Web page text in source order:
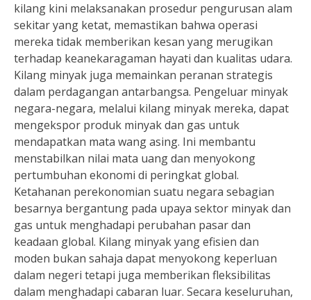
kilang kini melaksanakan prosedur pengurusan alam
sekitar yang ketat, memastikan bahwa operasi
mereka tidak memberikan kesan yang merugikan
terhadap keanekaragaman hayati dan kualitas udara.
Kilang minyak juga memainkan peranan strategis
dalam perdagangan antarbangsa. Pengeluar minyak
negara-negara, melalui kilang minyak mereka, dapat
mengekspor produk minyak dan gas untuk
mendapatkan mata wang asing. Ini membantu
menstabilkan nilai mata uang dan menyokong
pertumbuhan ekonomi di peringkat global.
Ketahanan perekonomian suatu negara sebagian
besarnya bergantung pada upaya sektor minyak dan
gas untuk menghadapi perubahan pasar dan
keadaan global. Kilang minyak yang efisien dan
moden bukan sahaja dapat menyokong keperluan
dalam negeri tetapi juga memberikan fleksibilitas
dalam menghadapi cabaran luar. Secara keseluruhan,